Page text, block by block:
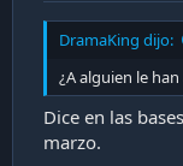
DramaKing dijo:
¿A alguien le
Dice en las
marzo.